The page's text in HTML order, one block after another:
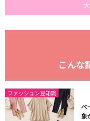
こんな
ファッション豆知識
ベ
象